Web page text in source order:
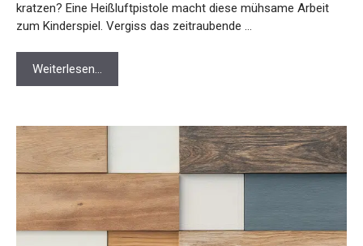
kratzen? Eine Heißluftpistole macht diese mühsame Arbeit
zum Kinderspiel. Vergiss das zeitraubende …
Weiterlesen…